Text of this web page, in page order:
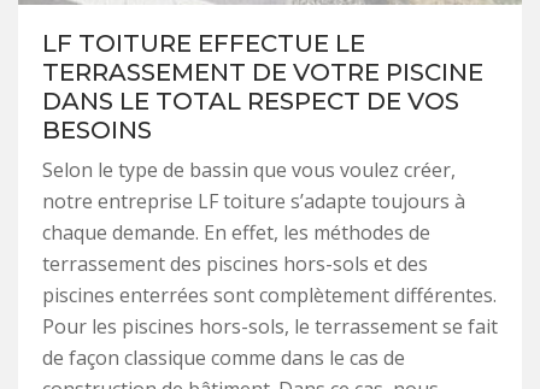
LF TOITURE EFFECTUE LE
TERRASSEMENT DE VOTRE PISCINE
DANS LE TOTAL RESPECT DE VOS
BESOINS
Selon le type de bassin que vous voulez créer,
notre entreprise LF toiture s’adapte toujours à
chaque demande. En effet, les méthodes de
terrassement des piscines hors-sols et des
piscines enterrées sont complètement différentes.
Pour les piscines hors-sols, le terrassement se fait
de façon classique comme dans le cas de